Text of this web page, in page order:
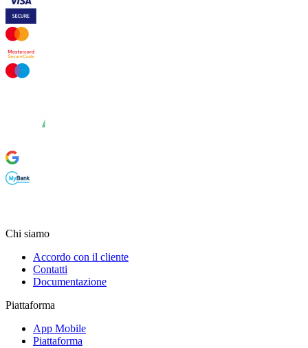
Chi siamo
Accordo con il cliente
Contatti
Documentazione
Piattaforma
App Mobile
Piattaforma